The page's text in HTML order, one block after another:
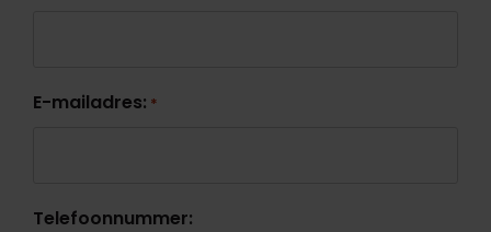
E-mailadres: *
Telefoonnummer: